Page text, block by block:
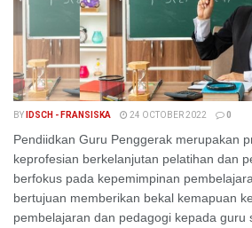
BY IDSCH - FRANSISKA 24 OCTOBER 2022 0
Pendiidkan Guru Penggerak merupakan
keprofesian berkelanjutan pelatihan dan
berfokus pada kepemimpinan
bertujuan memberikan bekal kemapuan
pembelajaran dan pedagogi kepada guru